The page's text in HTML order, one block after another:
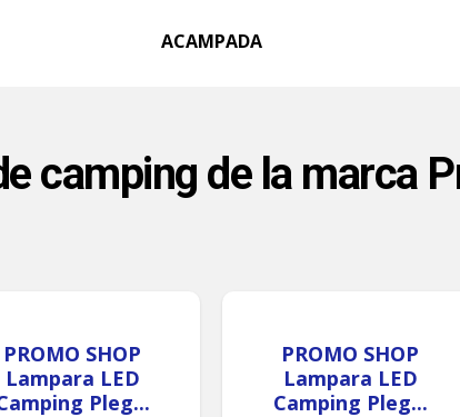
ACAMPADA
camping de la marca
PROMO SHOP
Lampara LED
Pleg...
PROMO SHOP
Lampara LED
Camping Pleg...